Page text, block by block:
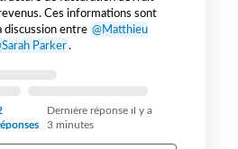
Ces informations sont
discussion entre @Matthieu
Parker.
Dernière réponse il y a
3 minutes